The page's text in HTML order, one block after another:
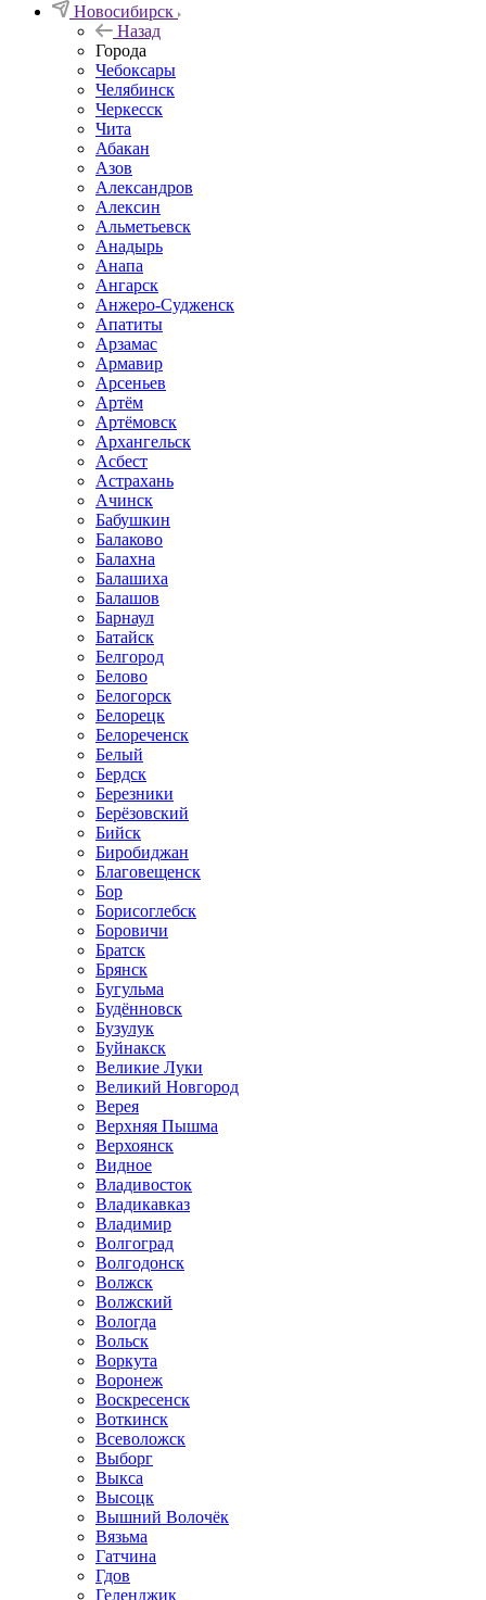
Новосибирск
Назад
Города
Чебоксары
Челябинск
Черкесск
Чита
Абакан
Азов
Александров
Алексин
Альметьевск
Анадырь
Анапа
Ангарск
Анжеро-Судженск
Апатиты
Арзамас
Армавир
Арсеньев
Артём
Артёмовск
Архангельск
Асбест
Астрахань
Ачинск
Бабушкин
Балаково
Балахна
Балашиха
Балашов
Барнаул
Батайск
Белгород
Белово
Белогорск
Белорецк
Белореченск
Белый
Бердск
Березники
Берёзовский
Бийск
Биробиджан
Благовещенск
Бор
Борисоглебск
Боровичи
Братск
Брянск
Бугульма
Будённовск
Бузулук
Буйнакск
Великие Луки
Великий Новгород
Верея
Верхняя Пышма
Верхоянск
Видное
Владивосток
Владикавказ
Владимир
Волгоград
Волгодонск
Волжск
Волжский
Вологда
Вольск
Воркута
Воронеж
Воскресенск
Воткинск
Всеволожск
Выборг
Выкса
Высоцк
Вышний Волочёк
Вязьма
Гатчина
Гдов
Геленджик